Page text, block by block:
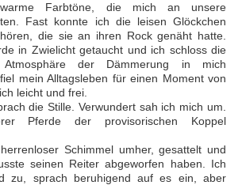
Farbtöne, die mich an unsere
Fast konnte ich die leisen Glöckchen
die sie an ihren Rock genäht hatte.
in Zwielicht getaucht und ich schloss die
der Dämmerung in mich
mein Alltagsleben für einen Moment von
leicht und frei.
die Stille. Verwundert sah ich mich um.
Pferde der provisorischen Koppel
Schimmel umher, gesattelt und
seinen Reiter abgeworfen haben. Ich
zu, sprach beruhigend auf es ein, aber